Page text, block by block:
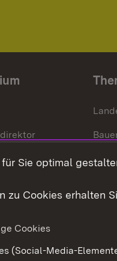
und Aufgaben
Sie optimal
zu Cookies erhalten
Cookies
(Social-Media-